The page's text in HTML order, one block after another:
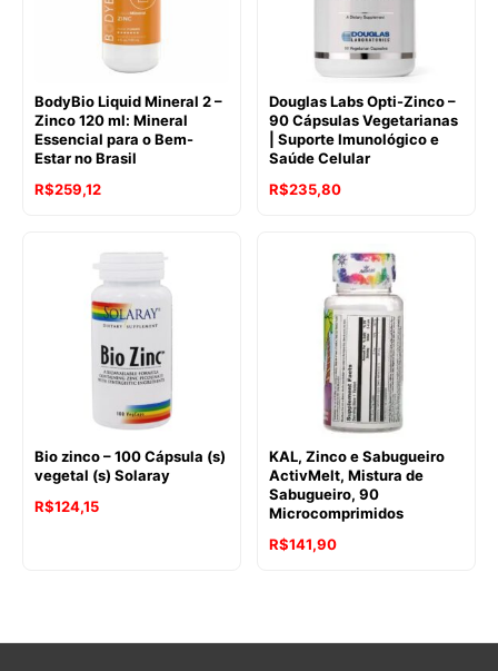
BodyBio Liquid Mineral 2 –
Zinco 120 ml: Mineral
Essencial para o Bem-
Estar no Brasil
R$259,12
Douglas Labs Opti-Zinco –
90 Cápsulas Vegetarianas
| Suporte Imunológico e
Saúde Celular
R$235,80
Bio zinco – 100 Cápsula (s)
vegetal (s) Solaray
R$124,15
KAL, Zinco e Sabugueiro
ActivMelt, Mistura de
Sabugueiro, 90
Microcomprimidos
R$141,90